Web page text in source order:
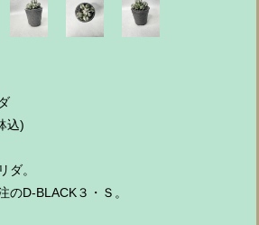
込)
ダ。
のD-BLACK３・Ｓ。